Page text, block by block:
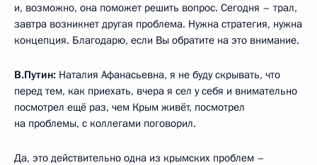
и, возможно, она поможет решить вопрос. Сегодня – трал,
завтра возникнет другая проблема. Нужна стратегия, нужна
концепция. Благодарю, если Вы обратите на это внимание.
В.Путин: Наталия Афанасьевна, я не буду скрывать, что
перед тем, как приехать, вчера я сел у себя и внимательно
посмотрел ещё раз, чем Крым живёт, посмотрел
на проблемы, с коллегами поговорил.
Да, это действительно одна из крымских проблем –